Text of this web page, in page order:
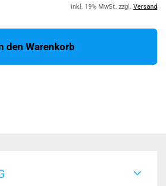
inkl. 19% MwSt. zzgl. Versand
den Warenkorb